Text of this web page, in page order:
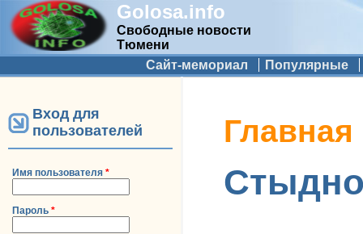
Golosa.info
Свободные новости
Тюмени
Дополнительное меню
Сайт-мемориал Популярные
Вход для
пользователей
Имя пользователя *
Пароль *
Вы здесь
Главная
Стыдно